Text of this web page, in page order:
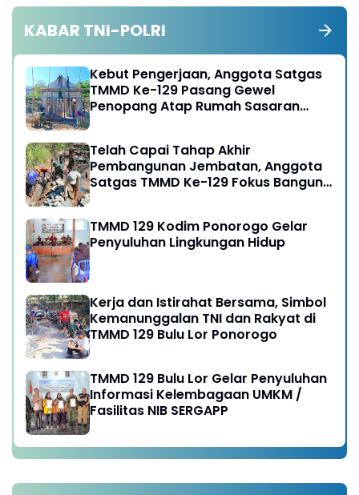
KABAR TNI-POLRI
Kebut Pengerjaan, Anggota Satgas
TMMD Ke-129 Pasang Gewel
Penopang Atap Rumah Sasaran
Telah Capai Tahap Akhir
Pembangunan Jembatan, Anggota
Satgas TMMD Ke-129 Fokus Bangun
TMMD 129 Kodim Ponorogo Gelar
Penyuluhan Lingkungan Hidup
Kerja dan Istirahat Bersama, Simbol
Kemanunggalan TNI dan Rakyat di
TMMD 129 Bulu Lor Ponorogo
TMMD 129 Bulu Lor Gelar Penyuluhan
Informasi Kelembagaan UMKM /
Fasilitas NIB SERGAPP